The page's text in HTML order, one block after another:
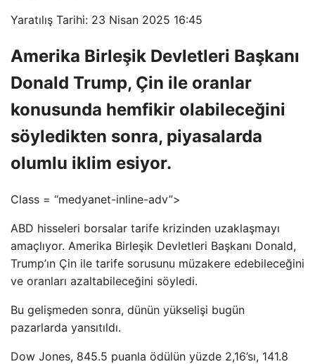
Yaratılış Tarihi: 23 Nisan 2025 16:45
Amerika Birleşik Devletleri Başkanı
Donald Trump, Çin ile oranlar
konusunda hemfikir olabileceğini
söyledikten sonra, piyasalarda
olumlu iklim esiyor.
Class = “medyanet-inline-adv”>
ABD hisseleri borsalar tarife krizinden uzaklaşmayı
amaçlıyor. Amerika Birleşik Devletleri Başkanı Donald,
Trump’ın Çin ile tarife sorusunu müzakere edebileceğini
ve oranları azaltabileceğini söyledi.
Bu gelişmeden sonra, dünün yükselişi bugün
pazarlarda yansıtıldı.
Dow Jones, 845.5 puanla ödülün yüzde 2,16’sı, 141.8